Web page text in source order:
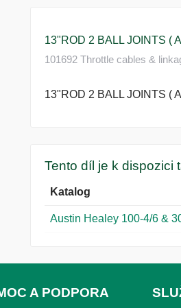
13"ROD 2 BALL JOINTS (
101692 Throttle cables &
13"ROD 2 BALL JOINTS (
Tento díl je k dispozici
Katalog
Austin Healey 100-4/6 &
A PODPORA